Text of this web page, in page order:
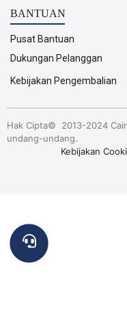
BANTUAN
Pusat Bantuan
Dukungan Pelanggan
Kebijakan Pengembalian
Hak Cipta© 2013-2024
undang-undang.
Kebijakan